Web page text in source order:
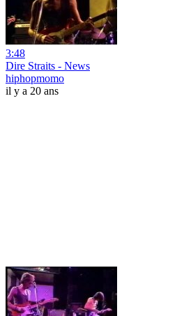
3:48
Dire Straits - News
hiphopmomo
il y a 20 ans